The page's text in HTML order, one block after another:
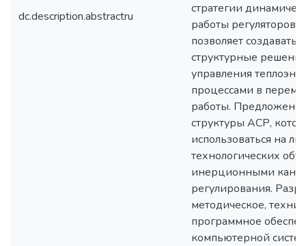
dc.description.abstractru
стратегии
работы регуляторов
позволяет
структурные
управления
процессами в
работы.
структуры АСР,
использоваться на
технологических
инерционными
регулирования.
методическое,
программное
компьютерной